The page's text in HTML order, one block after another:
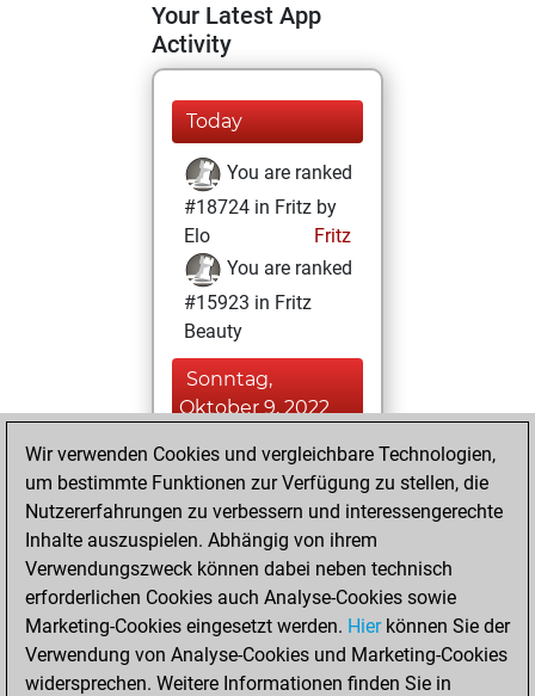
Your Latest App
Activity
Today
You are ranked
#18724 in Fritz by
Elo
Fritz
You are ranked
#15923 in Fritz
Beauty
Sonntag,
Oktober 9, 2022
You achieved a
BeautyScore of 8
Fritz
achieved a new Elo
of 1575
Samstag,
Oktober 8, 2022
Wir verwenden Cookies und vergleichbare Technologien,
um bestimmte Funktionen zur Verfügung zu stellen, die
Nutzererfahrungen zu verbessern und interessengerechte
Inhalte auszuspielen. Abhängig von ihrem
Verwendungszweck können dabei neben technisch
erforderlichen Cookies auch Analyse-Cookies sowie
Marketing-Cookies eingesetzt werden. Hierkönnen Sie der
Verwendung von Analyse-Cookies und Marketing-Cookies
widersprechen. Weitere Informationen finden Sie in